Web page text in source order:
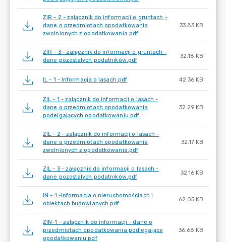
ZIR - 2 - załącznik do informacji o gruntach -
dane o przedmiotach opodatkowania
zwolnionych z opodatkowania.pdf
33.83 KB
ZIR - 3 - załącznik do informacji o gruntach -
dane pozostałych podatników.pdf
32.18 KB
IL - 1 - Informacja o lasach.pdf 42.36 KB
ZIL - 1 - załącznik do informacji o lasach -
dane o przedmiotach opodatkowania
podelgających opodatkowaniu.pdf
32.29 KB
ZIL - 2 - załącznik do informacji o lasach -
dane o przedmiotach opodatkowania
zwolnionych z opodatkowania.pdf
32.17 KB
ZIL - 3 - załącznik do informacji o lasach -
dane pozostałych podatników.pdf
32.16 KB
IN - 1 -informacja o nieruchomościach i
obiektach budowlanych.pdf
62.05 KB
ZIN-1 - załącznik do informacji - dane o
przedmiotach opodatkowania podlegające
opodatkowaniu.pdf
36.68 KB